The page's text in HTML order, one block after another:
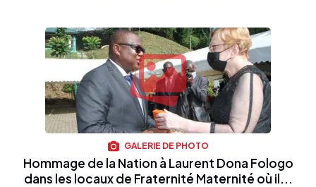
GALERIE DE PHOTO
Hommage de la Nation à Laurent Dona Fologo
dans les locaux de Fraternité Maternité où il...